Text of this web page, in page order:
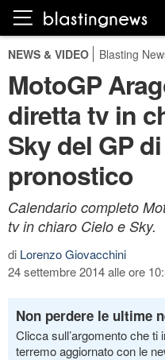
NEWS & VIDEO Blasting
MotoGP
diretta tv in
Sky del GP
pronostico
Calendario completo
tv in chiaro Cielo e Sky.
di Lorenzo Giovacchini
24 settembre 2014 alle ore
Non perdere le ultime
Clicca sull’argomento che ti
terremo aggiornato con le